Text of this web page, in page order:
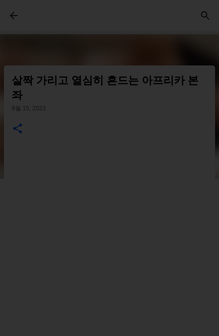
살짝 가리고 열심히 흔드는 아프리카 본
좌
8월 15, 2023